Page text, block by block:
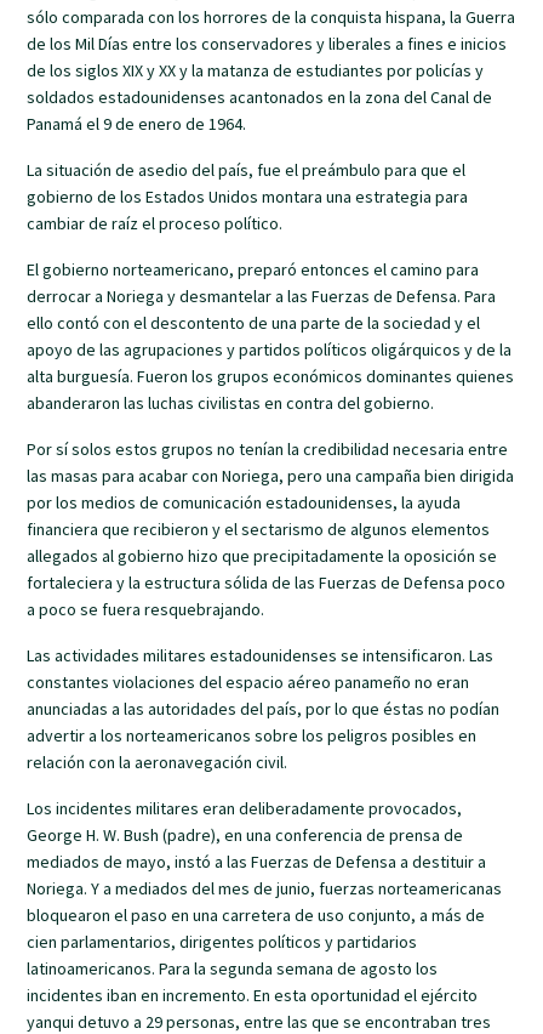
sólo comparada con los horrores de la conquista hispana, la Guerra
de los Mil Días entre los conservadores y liberales a fines e inicios
de los siglos XIX y XX y la matanza de estudiantes por policías y
soldados estadounidenses acantonados en la zona del Canal de
Panamá el 9 de enero de 1964.
La situación de asedio del país, fue el preámbulo para que el
gobierno de los Estados Unidos montara una estrategia para
cambiar de raíz el proceso político.
El gobierno norteamericano, preparó entonces el camino para
derrocar a Noriega y desmantelar a las Fuerzas de Defensa. Para
ello contó con el descontento de una parte de la sociedad y el
apoyo de las agrupaciones y partidos políticos oligárquicos y de la
alta burguesía. Fueron los grupos económicos dominantes quienes
abanderaron las luchas civilistas en contra del gobierno.
Por sí solos estos grupos no tenían la credibilidad necesaria entre
las masas para acabar con Noriega, pero una campaña bien dirigida
por los medios de comunicación estadounidenses, la ayuda
financiera que recibieron y el sectarismo de algunos elementos
allegados al gobierno hizo que precipitadamente la oposición se
fortaleciera y la estructura sólida de las Fuerzas de Defensa poco
a poco se fuera resquebrajando.
Las actividades militares estadounidenses se intensificaron. Las
constantes violaciones del espacio aéreo panameño no eran
anunciadas a las autoridades del país, por lo que éstas no podían
advertir a los norteamericanos sobre los peligros posibles en
relación con la aeronavegación civil.
Los incidentes militares eran deliberadamente provocados,
George H. W. Bush (padre), en una conferencia de prensa de
mediados de mayo, instó a las Fuerzas de Defensa a destituir a
Noriega. Y a mediados del mes de junio, fuerzas norteamericanas
bloquearon el paso en una carretera de uso conjunto, a más de
cien parlamentarios, dirigentes políticos y partidarios
latinoamericanos. Para la segunda semana de agosto los
incidentes iban en incremento. En esta oportunidad el ejército
yanqui detuvo a 29 personas, entre las que se encontraban tres